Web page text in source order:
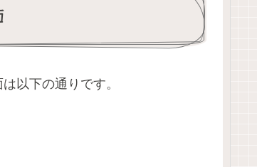
以下の通りです。